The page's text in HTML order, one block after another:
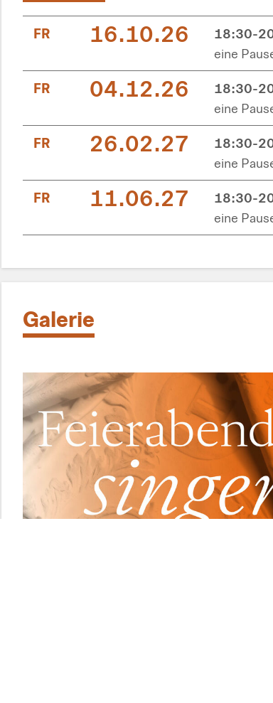
FR 16.10.26
18:30-
eine
FR 04.12.26
18:30-
eine
FR 26.02.27
18:30-
eine
FR 11.06.27
18:30-
eine
Galerie